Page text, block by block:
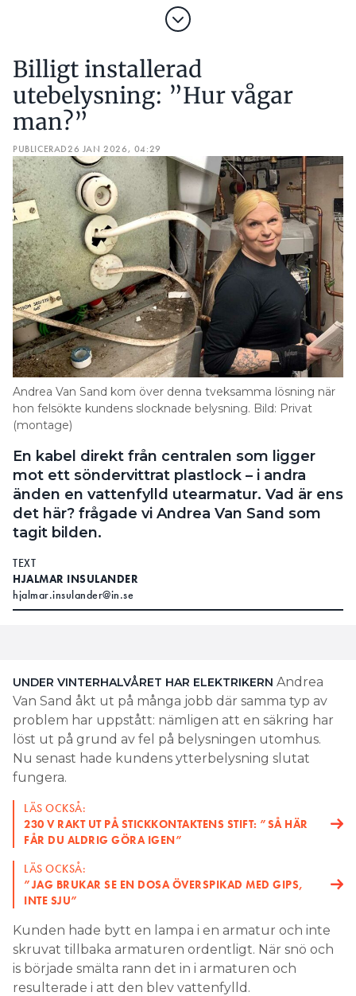
Billigt installerad
utebelysning: ”Hur vågar
man?”
PUBLICERAD26 JAN 2026, 04:29
Andrea Van Sand kom över denna tveksamma lösning när
hon felsökte kundens slocknade belysning. Bild: Privat
(montage)
En kabel direkt från centralen som ligger
mot ett söndervittrat plastlock – i andra
änden en vattenfylld utearmatur. Vad är ens
det här? frågade vi Andrea Van Sand som
tagit bilden.
TEXT
HJALMAR INSULANDER
hjalmar.insulander@in.se
UNDER VINTERHALVÅRET HAR ELEKTRIKERN Andrea
Van Sand åkt ut på många jobb där samma typ av
problem har uppstått: nämligen att en säkring har
löst ut på grund av fel på belysningen utomhus.
Nu senast hade kundens ytterbelysning slutat
fungera.
LÄS OCKSÅ:
230 V RAKT UT PÅ STICKKONTAKTENS STIFT: ”SÅ HÄR
FÅR DU ALDRIG GÖRA IGEN”
LÄS OCKSÅ:
”JAG BRUKAR SE EN DOSA ÖVERSPIKAD MED GIPS,
INTE SJU”
Kunden hade bytt en lampa i en armatur och inte
skruvat tillbaka armaturen ordentligt. När snö och
is började smälta rann det in i armaturen och
resulterade i att den blev vattenfylld.